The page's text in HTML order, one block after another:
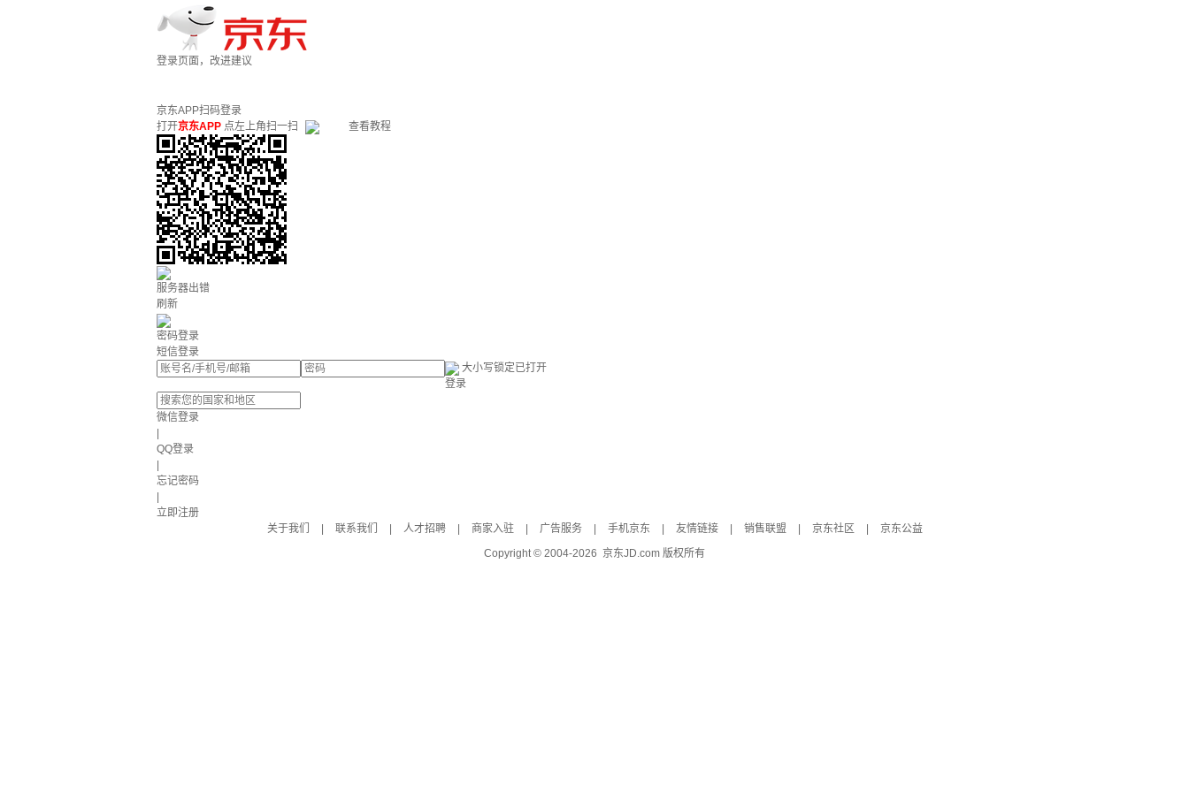
登录页面，改进建议
京东APP扫码登录
打开京东APP 点左上角扫一扫 查看教程
服务器出错
刷新
密码登录
短信登录
大小写锁定已打开
登录
微信登录
QQ登录
忘记密码
立即注册
关于我们
联系我们 人才招聘 商家入驻 广告服务 手机京东 友情链接 销售联盟 京东社区
京东公益
Copyright © 2004-2026 京东JD.com 版权所有